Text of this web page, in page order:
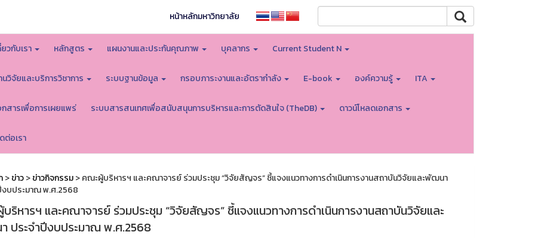
หน้าหลักมหาวิทยาลัย
ยวกับเรา หลักสูตร แผนงานและประกันคุณภาพ บุคลากร Current Student N
นวิจัยและบริการวิชาการ ระบบฐานข้อมูล กรอบภาระงานและอัตรากำลัง E-book องค์ความรู้ ITA
กสารเพื่อการเผยแพร่ ระบบสารสนเทศเพื่อสนับสนุนการบริหารและการตัดสินใจ (TheDB) ดาวน์โหลดเอกสาร
ต่อเรา
>ข่าว>ข่าวกิจกรรม> คณะผู้บริหารฯ และคณาจารย์ ร่วมประชุม “วิจัยสัญจร” ชี้แจงแนวทางการดำเนินการงานสถาบันวิจัยและพัฒนา
งบประมาณ พ.ศ.2568
ริหารฯ และคณาจารย์ ร่วมประชุม “วิจัยสัญจร” ชี้แจงแนวทางการดำเนินการงานสถาบันวิจัยและ
ประจำปีงบประมาณ พ.ศ.2568